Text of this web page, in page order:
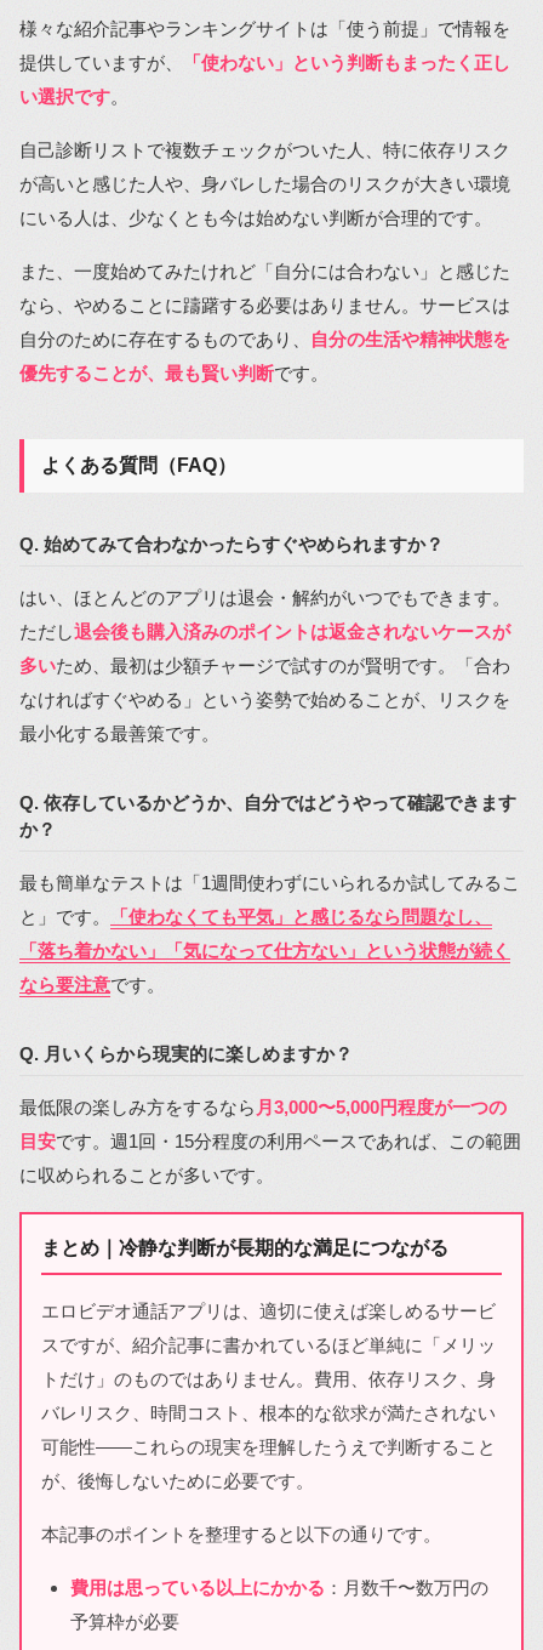
様々な紹介記事やランキングサイトは「使う前提」で情報を
提供していますが、
「使わない」という判断もまったく正し
い選択です。
自己診断リストで複数チェックがついた人、特に依存リスク
が高いと感じた人や、身バレした場合のリスクが大きい環境
にいる人は、少なくとも今は始めない判断が合理的です。
また、一度始めてみたけれど「自分には合わない」と感じた
なら、やめることに躊躇する必要はありません。サービスは
自分のために存在するものであり、
自分の生活や精神状態を
優先することが、最も賢い判断です。
よくある質問（FAQ）
Q. 始めてみて合わなかったらすぐやめられますか？
はい、ほとんどのアプリは退会・解約がいつでもできます。
ただし退会後も購入済みのポイントは返金されないケースが
多いため、最初は少額チャージで試すのが賢明です。「合わ
なければすぐやめる」という姿勢で始めることが、リスクを
最小化する最善策です。
Q. 依存しているかどうか、自分ではどうやって確認できます
か？
最も簡単なテストは「1週間使わずにいられるか試してみるこ
と」です。
「使わなくても平気」と感じるなら問題なし、
「落ち着かない」「気になって仕方ない」という状態が続く
なら要注意です。
Q. 月いくらから現実的に楽しめますか？
最低限の楽しみ方をするなら 月3,000〜5,000円程度が一つの
目安です。週1回・15分程度の利用ペースであれば、この範囲
に収められることが多いです。
まとめ｜冷静な判断が長期的な満足につながる
エロビデオ通話アプリは、適切に使えば楽しめるサービ
スですが、紹介記事に書かれているほど単純に「メリッ
トだけ」のものではありません。費用、依存リスク、身
バレリスク、時間コスト、根本的な欲求が満たされない
可能性――これらの現実を理解したうえで判断すること
が、後悔しないために必要です。
本記事のポイントを整理すると以下の通りです。
費用は思っている以上にかかる ：月数千〜数万円の
予算枠が必要